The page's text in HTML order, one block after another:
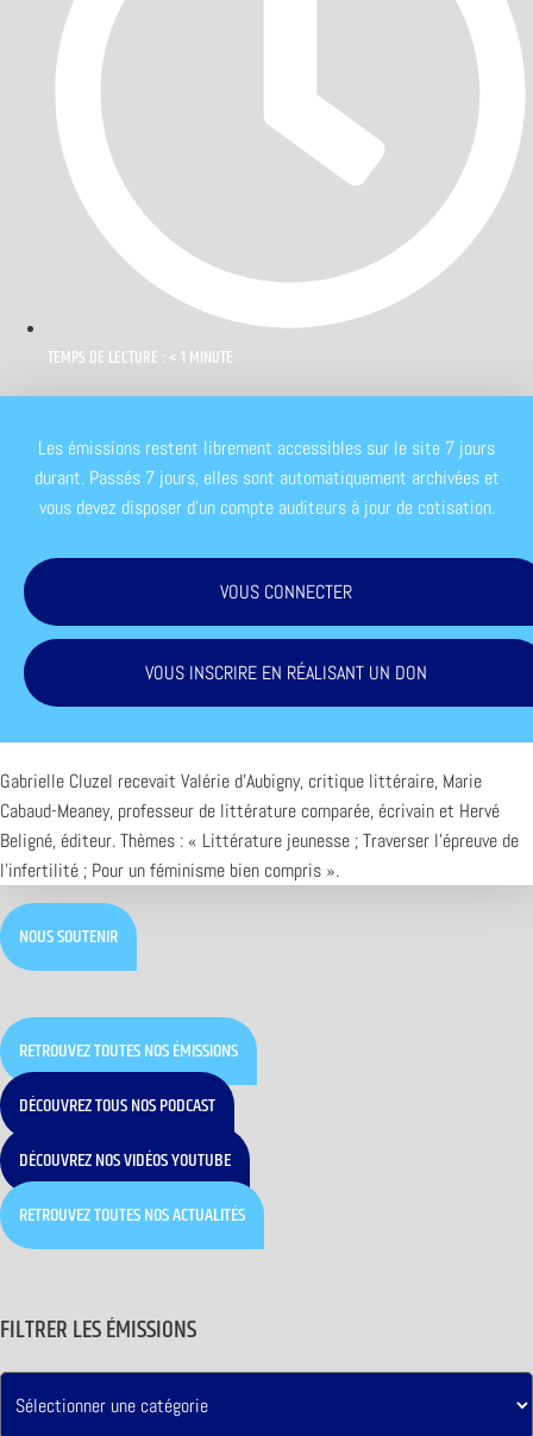
TEMPS DE LECTURE : < 1 MINUTE
Les émissions restent librement accessibles sur le site 7 jours
durant. Passés 7 jours, elles sont automatiquement archivées et
vous devez disposer d'un compte auditeurs à jour de cotisation.
VOUS CONNECTER
VOUS INSCRIRE EN RÉALISANT UN DON
Gabrielle Cluzel recevait Valérie d’Aubigny, critique littéraire, Marie
Cabaud-Meaney, professeur de littérature comparée, écrivain et Hervé
Beligné, éditeur. Thèmes : « Littérature jeunesse ; Traverser l’épreuve de
l’infertilité ; Pour un féminisme bien compris ».
NOUS SOUTENIR
RETROUVEZ TOUTES NOS ÉMISSIONS
DÉCOUVREZ TOUS NOS PODCAST
DÉCOUVREZ NOS VIDÉOS YOUTUBE
RETROUVEZ TOUTES NOS ACTUALITÉS
FILTRER LES ÉMISSIONS